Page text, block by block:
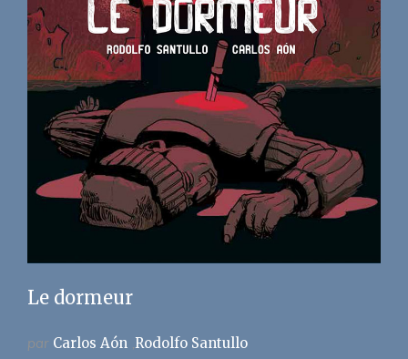
Le dormeur
par Carlos Aón Rodolfo Santullo